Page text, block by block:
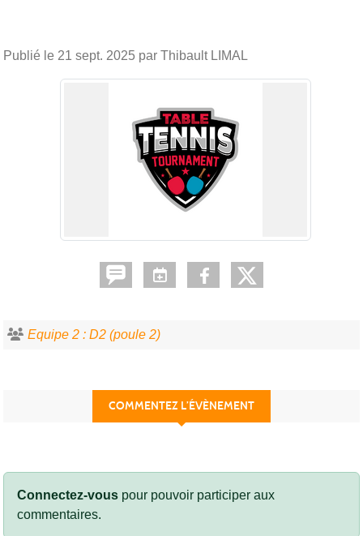
Publié le 21 sept. 2025 par Thibault LIMAL
Equipe 2 : D2 (poule 2)
COMMENTEZ L’ÉVÈNEMENT
Connectez-vous pour pouvoir participer aux
commentaires.